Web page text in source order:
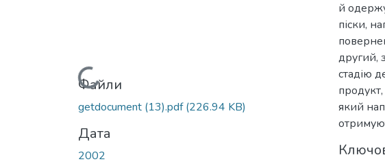
Вантажиться...
Файли
getdocument (13).pdf(226.94 KB)
Дата
2002
й
піски,
другий,
стадію
який